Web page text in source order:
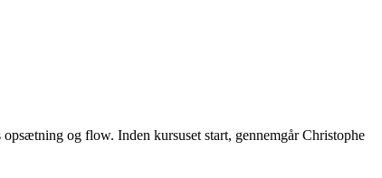
og flow. Inden kursuset start, gennemgår Christophe